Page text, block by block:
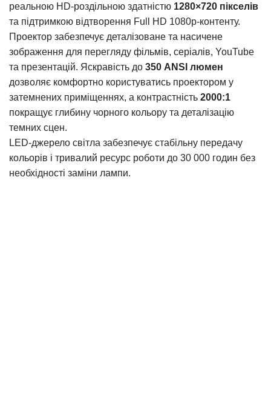
реальною HD-роздільною здатністю 1280×720 пікселів
та підтримкою відтворення Full HD 1080p-контенту.
Проектор забезпечує деталізоване та насичене
зображення для перегляду фільмів, серіалів, YouTube
та презентацій. Яскравість до 350 ANSI люмен
дозволяє комфортно користуватись проектором у
затемнених приміщеннях, а контрастність 2000:1
покращує глибину чорного кольору та деталізацію
темних сцен.
LED-джерело світла забезпечує стабільну передачу
кольорів і тривалий ресурс роботи до 30 000 годин без
необхідності заміни лампи.